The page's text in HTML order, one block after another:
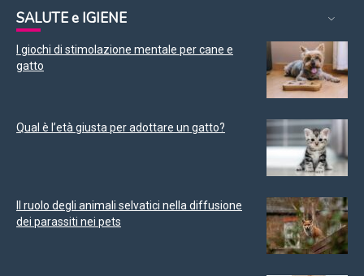
SALUTE e IGIENE
I giochi di stimolazione mentale per cane e
gatto
Qual è l’età giusta per adottare un gatto?
Il ruolo degli animali selvatici nella diffusione
dei parassiti nei pets